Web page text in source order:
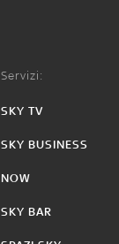
Servizi:
SKY TV
SKY BUSINESS
NOW
SKY BAR